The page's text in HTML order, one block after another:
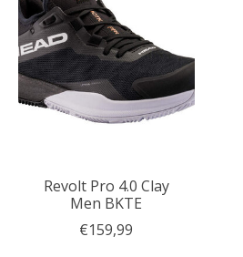
Revolt Pro 4.0 Clay
Men BKTE
€159,99